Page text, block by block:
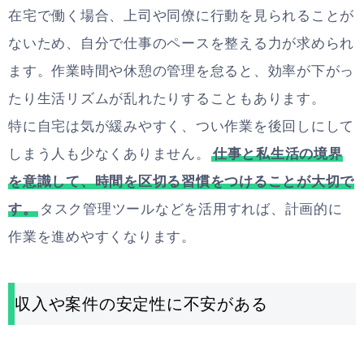
在宅で働く場合、上司や同僚に行動を見られることが
ないため、自分で仕事のペースを整える力が求められ
ます。作業時間や休憩の管理を怠ると、効率が下がっ
たり生活リズムが乱れたりすることもあります。
特に自宅は気が緩みやすく、つい作業を後回しにして
しまう人も少なくありません。
仕事と私生活の境界
を意識して、時間を区切る習慣をつけることが大切で
す。 タスク管理ツールなどを活用すれば、計画的に
作業を進めやすくなります。
収入や案件の安定性に不安がある